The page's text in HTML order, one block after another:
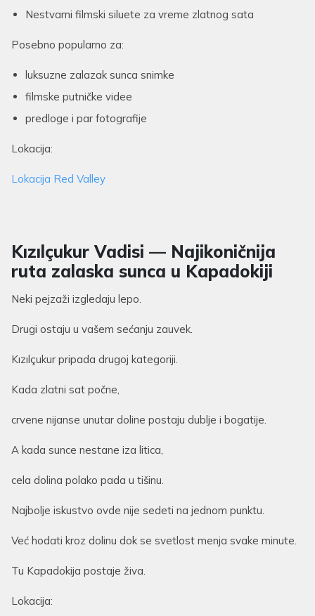
Nestvarni filmski siluete za vreme zlatnog sata
Posebno popularno za:
luksuzne zalazak sunca snimke
filmske putničke videe
predloge i par fotografije
Lokacija:
Lokacija Red Valley
Kızılçukur Vadisi — Najikoničnija
ruta zalaska sunca u Kapadokiji
Neki pejzaži izgledaju lepo.
Drugi ostaju u vašem sećanju zauvek.
Kızılçukur pripada drugoj kategoriji.
Kada zlatni sat počne,
crvene nijanse unutar doline postaju dublje i bogatije.
A kada sunce nestane iza litica,
cela dolina polako pada u tišinu.
Najbolje iskustvo ovde nije sedeti na jednom punktu.
Već hodati kroz dolinu dok se svetlost menja svake minute.
Tu Kapadokija postaje živa.
Lokacija: